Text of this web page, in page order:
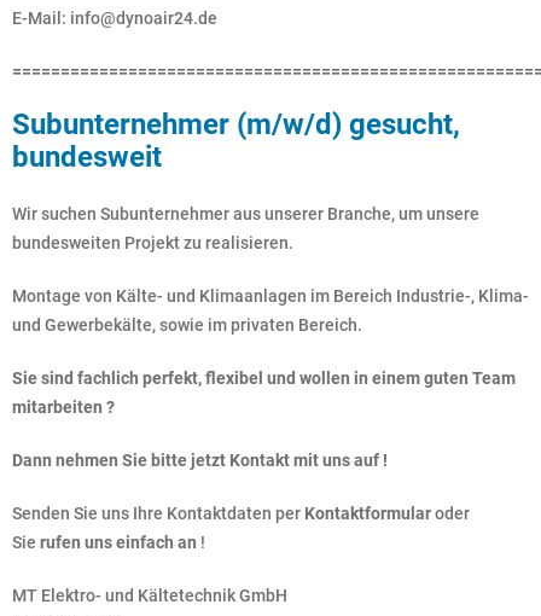
E-Mail: info@dynoair24.de
Subunternehmer (m/w/d) gesucht,
bundesweit
Wir suchen Subunternehmer aus unserer Branche, um unsere
bundesweiten Projekt zu realisieren.
Montage von Kälte- und Klimaanlagen im Bereich Industrie-, Klima-
und Gewerbekälte, sowie im privaten Bereich.
Sie sind fachlich perfekt, flexibel und wollen in einem guten Team
mitarbeiten ?
Dann nehmen Sie bitte jetzt Kontakt mit uns auf !
Senden Sie uns Ihre Kontaktdaten per Kontaktformularoder
Sie rufen uns einfach an !
MT Elektro- und Kältetechnik GmbH